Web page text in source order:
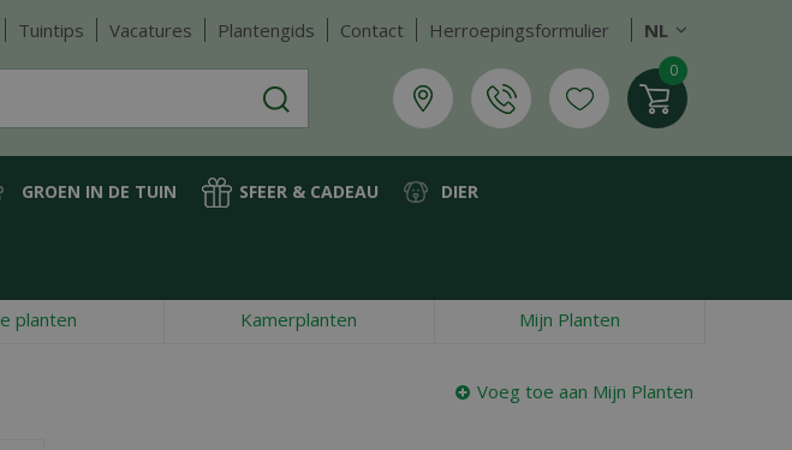
Tuintips Vacatures Plantengids Contact Herroepingsformulier NL
GROEN IN DE TUIN SFEER & CADEAU DIER
planten Kamerplanten Mijn Planten
Voeg toe aan Mijn Planten